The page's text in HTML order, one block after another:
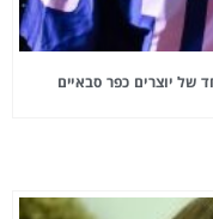
של יוצרים כפר סבאיים